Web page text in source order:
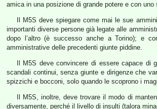
amica in una posizione di grande potere e con
Il M5S deve spiegare come mai le sue
importanti diverse persone già legate alle
dopo l’altro (è successo anche a Torino); e
amministrative delle precedenti giunte piddine.
Il M5S deve convincere di essere capace
scandali continui, senza giunte e dirigenze che
spizzichi e bocconi, solo quando le scoprono i
Il M5S, inoltre, deve trovare il modo di
diversamente, perché il livello di insulti (talora